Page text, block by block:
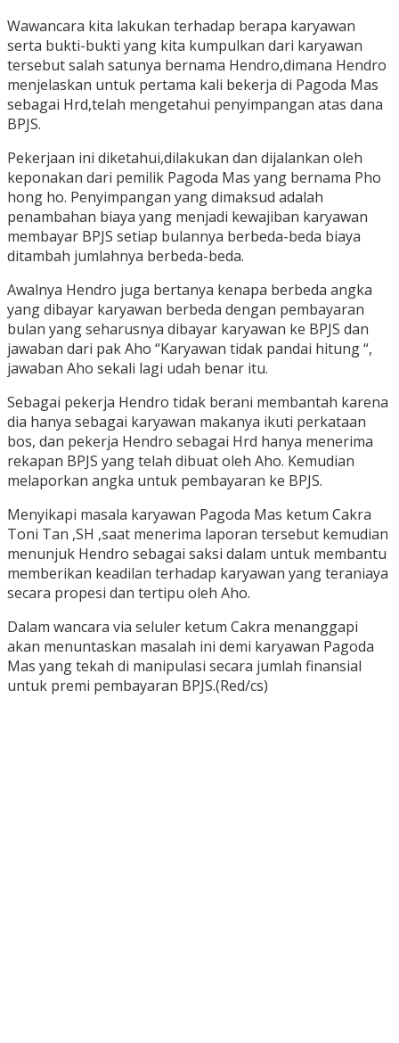
Wawancara kita lakukan terhadap berapa karyawan
serta bukti-bukti yang kita kumpulkan dari karyawan
tersebut salah satunya bernama Hendro,dimana Hendro
menjelaskan untuk pertama kali bekerja di Pagoda Mas
sebagai Hrd,telah mengetahui penyimpangan atas dana
BPJS.
Pekerjaan ini diketahui,dilakukan dan dijalankan oleh
keponakan dari pemilik Pagoda Mas yang bernama Pho
hong ho. Penyimpangan yang dimaksud adalah
penambahan biaya yang menjadi kewajiban karyawan
membayar BPJS setiap bulannya berbeda-beda biaya
ditambah jumlahnya berbeda-beda.
Awalnya Hendro juga bertanya kenapa berbeda angka
yang dibayar karyawan berbeda dengan pembayaran
bulan yang seharusnya dibayar karyawan ke BPJS dan
jawaban dari pak Aho “Karyawan tidak pandai hitung “,
jawaban Aho sekali lagi udah benar itu.
Sebagai pekerja Hendro tidak berani membantah karena
dia hanya sebagai karyawan makanya ikuti perkataan
bos, dan pekerja Hendro sebagai Hrd hanya menerima
rekapan BPJS yang telah dibuat oleh Aho. Kemudian
melaporkan angka untuk pembayaran ke BPJS.
Menyikapi masala karyawan Pagoda Mas ketum Cakra
Toni Tan ,SH ,saat menerima laporan tersebut kemudian
menunjuk Hendro sebagai saksi dalam untuk membantu
memberikan keadilan terhadap karyawan yang teraniaya
secara propesi dan tertipu oleh Aho.
Dalam wancara via seluler ketum Cakra menanggapi
akan menuntaskan masalah ini demi karyawan Pagoda
Mas yang tekah di manipulasi secara jumlah finansial
untuk premi pembayaran BPJS.(Red/cs)